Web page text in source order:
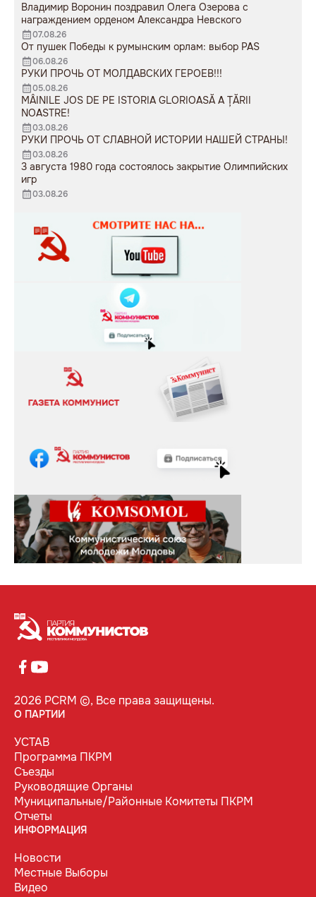
Владимир Воронин поздравил Олега Озерова с
награждением орденом Александра Невского
07.08.26
От пушек Победы к румынским орлам: выбор PAS
06.08.26
РУКИ ПРОЧЬ ОТ МОЛДАВСКИХ ГЕРОЕВ!!!
05.08.26
MÂINILE JOS DE PE ISTORIA GLORIOASĂ A ȚĂRII
NOASTRE!
03.08.26
РУКИ ПРОЧЬ ОТ СЛАВНОЙ ИСТОРИИ НАШЕЙ СТРАНЫ!
03.08.26
3 августа 1980 года состоялось закрытие Олимпийских
игр
03.08.26
2026 PCRM ©, Все права защищены.
О ПАРТИИ
УСТАВ
Программа ПКРМ
Съезды
Руководящие Органы
Муниципальные/Районные Комитеты ПКРМ
Отчеты
ИНФОРМАЦИЯ
Новости
Местные Выборы
Видео